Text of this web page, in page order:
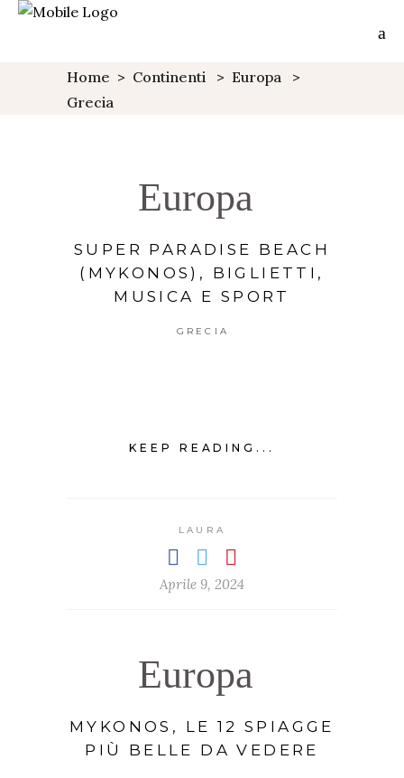
Home > Continenti > Europa
>
Grecia
Europa
SUPER PARADISE BEACH
(MYKONOS), BIGLIETTI,
MUSICA E SPORT
GRECIA
KEEP READING...
LAURA
Aprile 9, 2024
Europa
MYKONOS, LE 12 SPIAGGE
PIÙ BELLE DA VEDERE